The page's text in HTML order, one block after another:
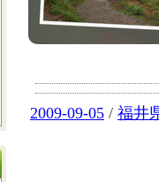
2009-09-05 / 福井